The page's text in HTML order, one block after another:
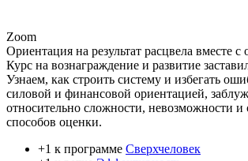
Zoom
Ориентация на результат расцвела вместе с
Курс на вознаграждение и развитие
Узнаем, как строить систему и избегать
силовой и финансовой ориентацией,
относительно сложности, невозможности и
способов оценки.
+1 к программе Сверхчеловек